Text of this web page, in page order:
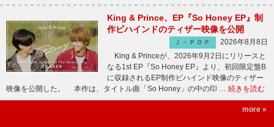
King & Prince、EP『So Honey EP』制
作ビハインドのティザー映像を公開
Ｊ－ＰＯＰ
2026年8月8日
King & Princeが、2026年9月2日にリリースと
なる1st EP『So Honey EP』より、初回限定盤B
に収録されるEP制作ビハインド映像のティザー
映像を公開した。 本作は、タイトル曲「So Honey」の中の印 … 続きを読む
more »